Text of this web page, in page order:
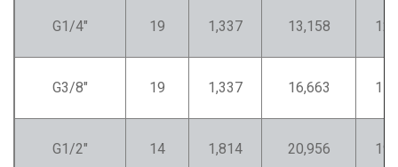
G1/4" 19 1,337 13,158
G3/8" 19 1,337 16,663
G1/2" 14 1,814 20,956